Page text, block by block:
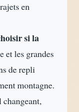
en
si la
les grandes
de repli
montagne.
changeant,